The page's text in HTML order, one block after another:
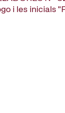
i les inicials